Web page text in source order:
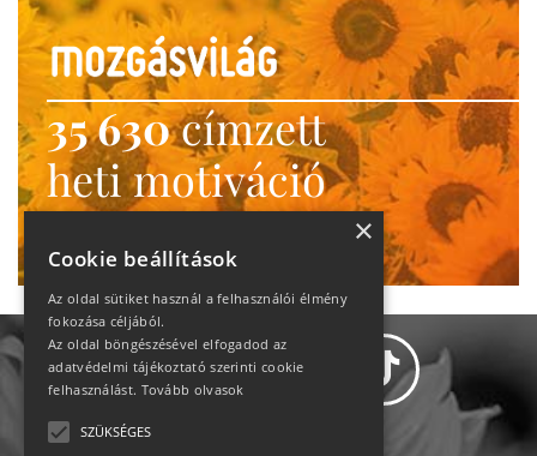
35 630címzett
heti motiváció
Ne maradj le!
×
Cookie beállítások
Az oldal sütiket használ a felhasználói élmény
fokozása céljából.
Az oldal böngészésével elfogadod az
adatvédelmi tájékoztató szerinti cookie
felhasználást. Tovább olvasok
SZÜKSÉGES